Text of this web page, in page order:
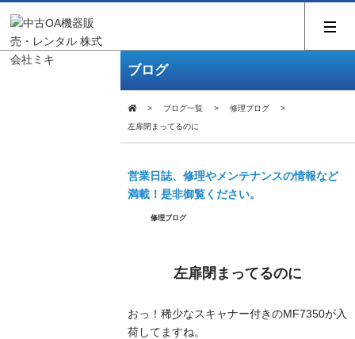
ブログ
ブログ一覧 修理ブログ
左扉閉まってるのに
営業日誌、修理やメンテナンスの情報など
満載！是非御覧ください。
修理ブログ
左扉閉まってるのに
おっ！稀少なスキャナー付きのMF7350が入
荷してますね。